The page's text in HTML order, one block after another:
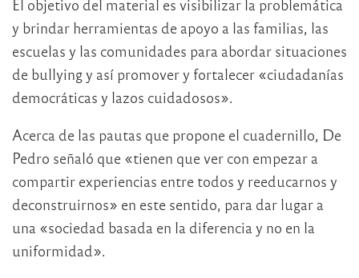
El objetivo del material es visibilizar la problemática
y brindar herramientas de apoyo a las familias, las
escuelas y las comunidades para abordar situaciones
de bullying y así promover y fortalecer «ciudadanías
democráticas y lazos cuidadosos».
Acerca de las pautas que propone el cuadernillo, De
Pedro señaló que «tienen que ver con empezar a
compartir experiencias entre todos y reeducarnos y
deconstruirnos» en este sentido, para dar lugar a
una «sociedad basada en la diferencia y no en la
uniformidad».